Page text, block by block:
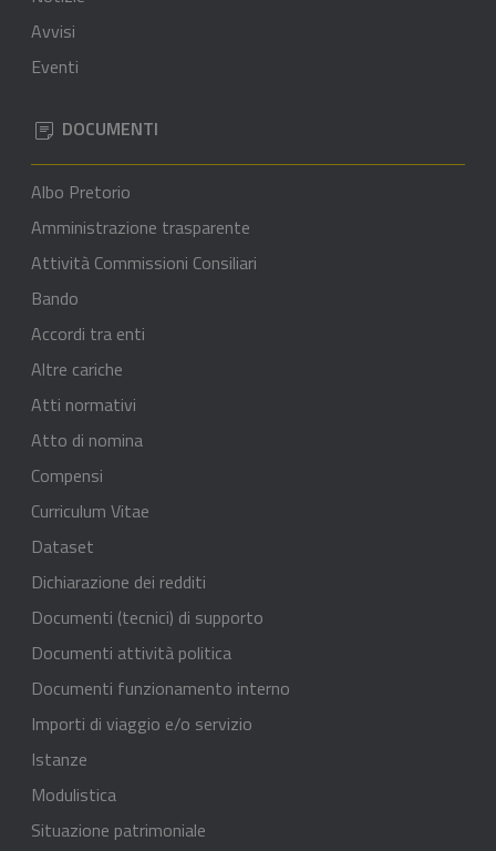
Avvisi
Eventi
DOCUMENTI
Albo Pretorio
Amministrazione trasparente
Attività Commissioni Consiliari
Bando
Accordi tra enti
Altre cariche
Atti normativi
Atto di nomina
Compensi
Curriculum Vitae
Dataset
Dichiarazione dei redditi
Documenti (tecnici) di supporto
Documenti attività politica
Documenti funzionamento interno
Importi di viaggio e/o servizio
Istanze
Modulistica
Situazione patrimoniale